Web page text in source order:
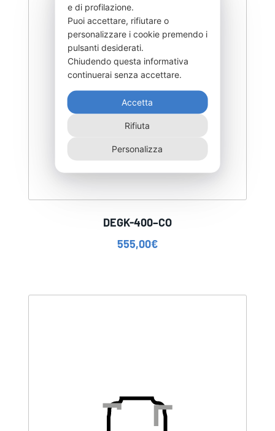
DEGK-400–CO
555,00€
e di profilazione.
Puoi accettare, rifiutare o
personalizzare i cookie premendo i
pulsanti desiderati.
Chiudendo questa informativa
continuerai senza accettare.
Accetta
Rifiuta
Personalizza